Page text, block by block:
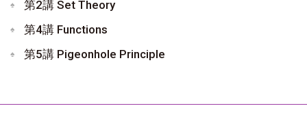
第2講 Set Theory
第4講 Functions
第5講 Pigeonhole Principle